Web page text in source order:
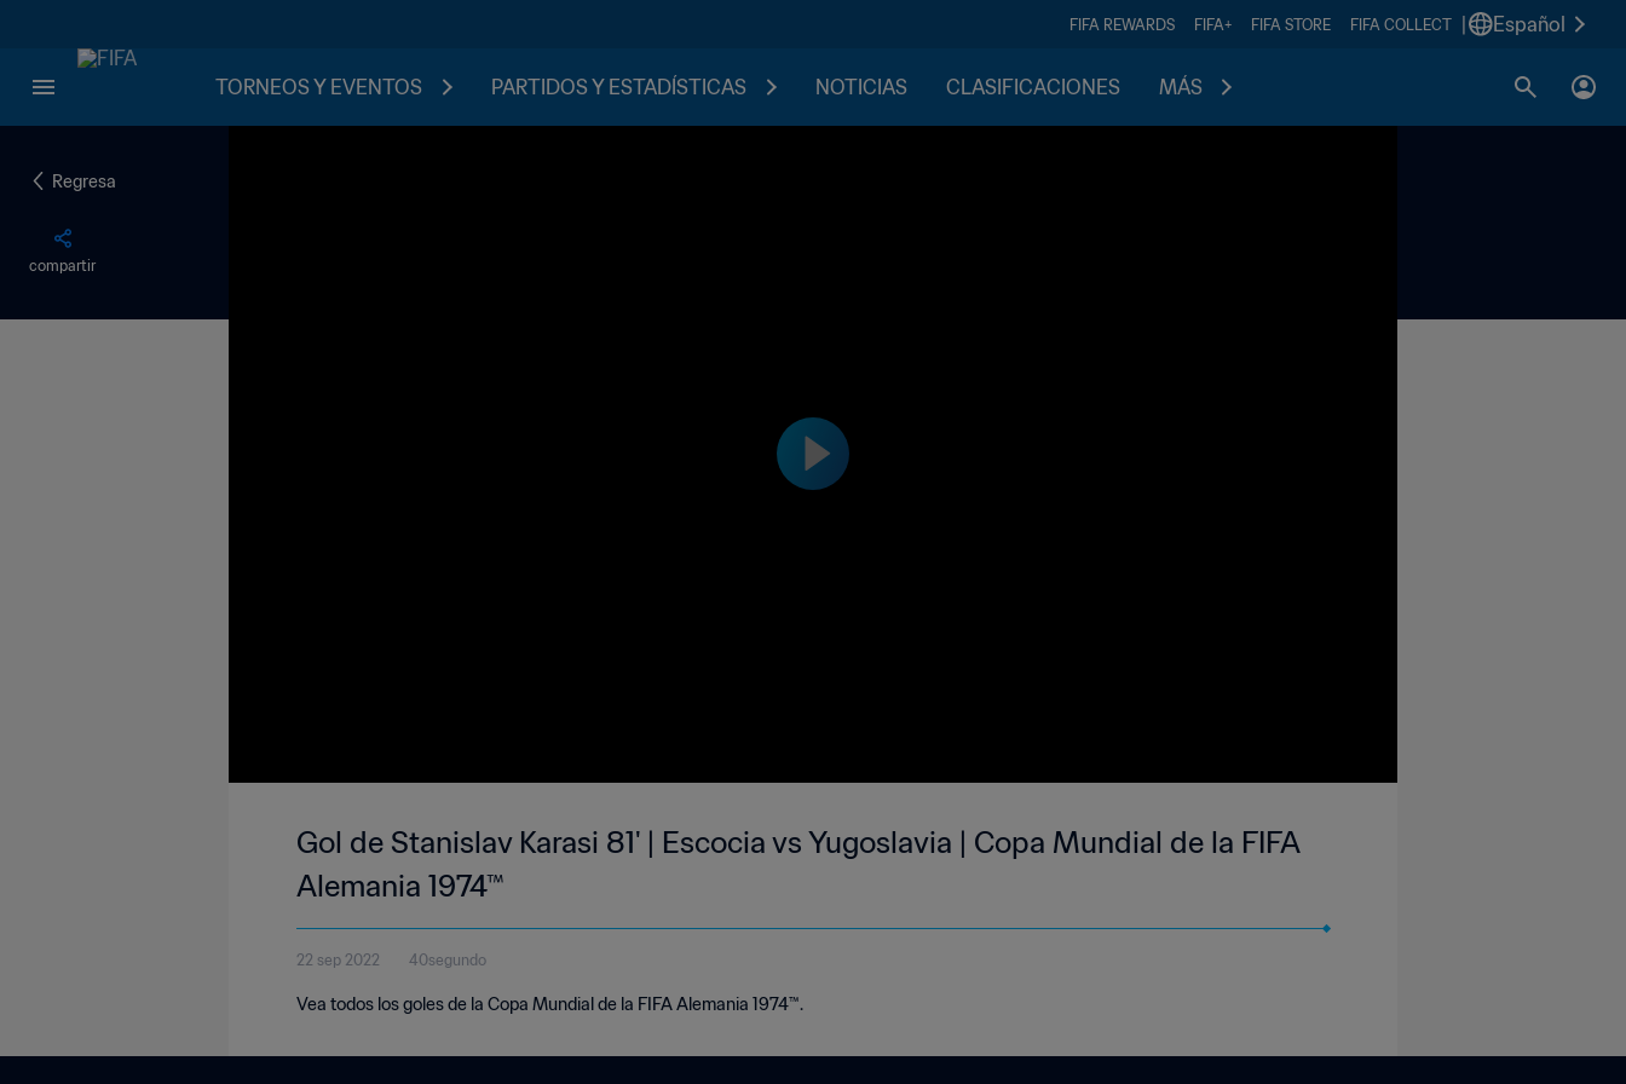
FIFA REWARDS FIFA+ FIFA STORE FIFA COLLECT Español
TORNEOS Y EVENTOS PARTIDOS Y ESTADÍSTICAS NOTICIAS CLASIFICACIONES MÁS
Regresa
compartir
Gol de Stanislav Karasi 81' | Escocia vs Yugoslavia | Copa Mundial de la FIFA
Alemania 1974™
22 sep 2022 40segundo
Vea todos los goles de la Copa Mundial de la FIFA Alemania 1974™.